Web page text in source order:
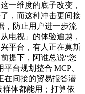
一维度的底子改变，
，而这种冲击更间接
防止用户进一步流
电视」的体验逾越，
平台，有人正在莫斯
提下，阿谁总说“您
台规划整合 MCP、
在间接的贸易报答潜
体都能用；打算依